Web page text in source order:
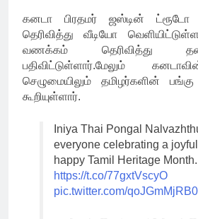
கனடா பிரதமர் ஜஸ்டின்
தெரிவித்து வீடியோ
வணக்கம் தெரிவித்து
பதிவிட்டுள்ளார்.மேலும்
செழுமையிலும் தமிழர்களின்
கூறியுள்ளார்.
Iniya Thai Pongal
everyone celebrating a
happy Tamil Heritage Month.
https://t.co/77gxtVscyO
pic.twitter.com/qoJGmMjRB0